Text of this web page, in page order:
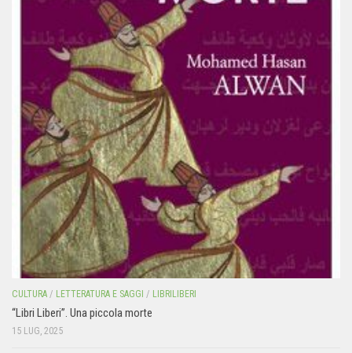
CULTURA / LETTERATURA E SAGGI / LIBRILIBERI
“Libri Liberi”. Una piccola morte
15 LUG, 2025